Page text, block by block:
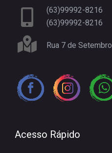
(63)99992-8216
(63)99992-8216
Rua 7 de Setembro
Acesso Rápido